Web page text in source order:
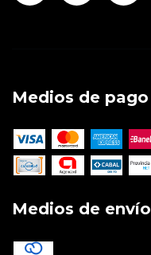
Medios de pago
Medios de envío